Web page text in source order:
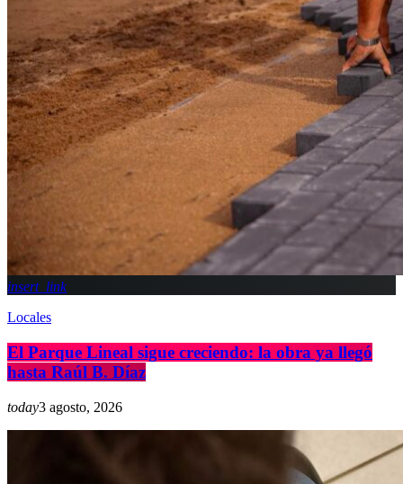
insert_link
Locales
El Parque Lineal sigue creciendo: la obra ya llegó
hasta Raúl B. Díaz
today3 agosto, 2026